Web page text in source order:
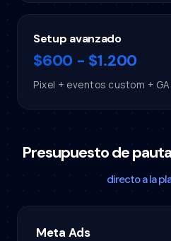
Setup avanzado
$600 - $1.200
Pixel + eventos custom +
Presupuesto de
directo a la
Meta Ads